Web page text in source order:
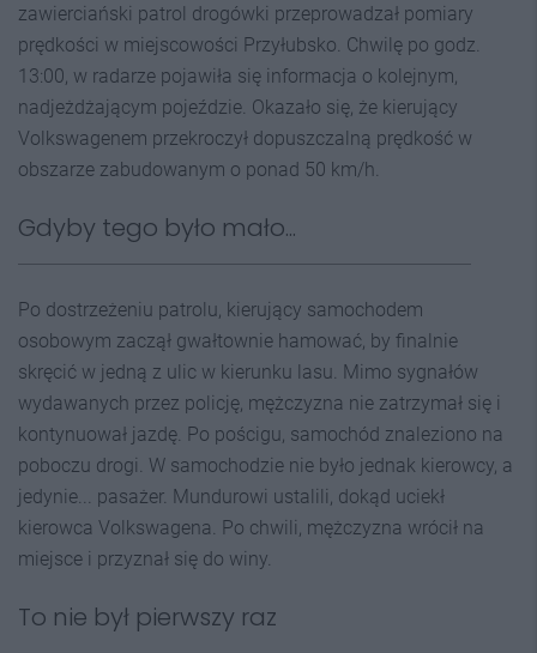
zawierciański patrol drogówki przeprowadzał pomiary
prędkości w miejscowości Przyłubsko. Chwilę po godz.
13:00, w radarze pojawiła się informacja o kolejnym,
nadjeżdżającym pojeździe. Okazało się, że kierujący
Volkswagenem przekroczył dopuszczalną prędkość w
obszarze zabudowanym o ponad 50 km/h.
Gdyby tego było mało...
Po dostrzeżeniu patrolu, kierujący samochodem
osobowym zaczął gwałtownie hamować, by finalnie
skręcić w jedną z ulic w kierunku lasu. Mimo sygnałów
wydawanych przez policję, mężczyzna nie zatrzymał się i
kontynuował jazdę. Po pościgu, samochód znaleziono na
poboczu drogi. W samochodzie nie było jednak kierowcy, a
jedynie... pasażer. Mundurowi ustalili, dokąd uciekł
kierowca Volkswagena. Po chwili, mężczyzna wrócił na
miejsce i przyznał się do winy.
To nie był pierwszy raz